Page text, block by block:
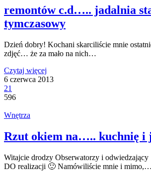
remontów c.d….. jadalnia
tymczasowy
Dzień dobry! Kochani skarciliście mnie
zdjęć… że za mało na nich…
Czytaj więcej
6 czerwca 2013
21
596
Wnętrza
Rzut okiem na….. kuchnię i
Witajcie drodzy Obserwatorzy i
DO realizacji 🙂 Namówiliście mnie i mimo,…